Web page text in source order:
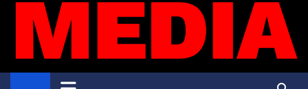
AktivMedia.cz
Přesné zprávy, důvěryhodné zdroje